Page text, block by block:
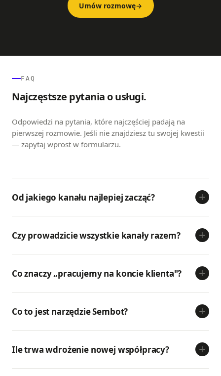
Umów rozmowę→
FAQ
Najczęstsze pytania o usługi.
Odpowiedzi na pytania, które najczęściej padają na
pierwszej rozmowie. Jeśli nie znajdziesz tu swojej kwestii
— zapytaj wprost w formularzu.
Od jakiego kanału najlepiej zacząć? +
Czy prowadzicie wszystkie kanały razem? +
Co znaczy „pracujemy na koncie klienta"? +
Co to jest narzędzie Sembot? +
Ile trwa wdrożenie nowej współpracy? +